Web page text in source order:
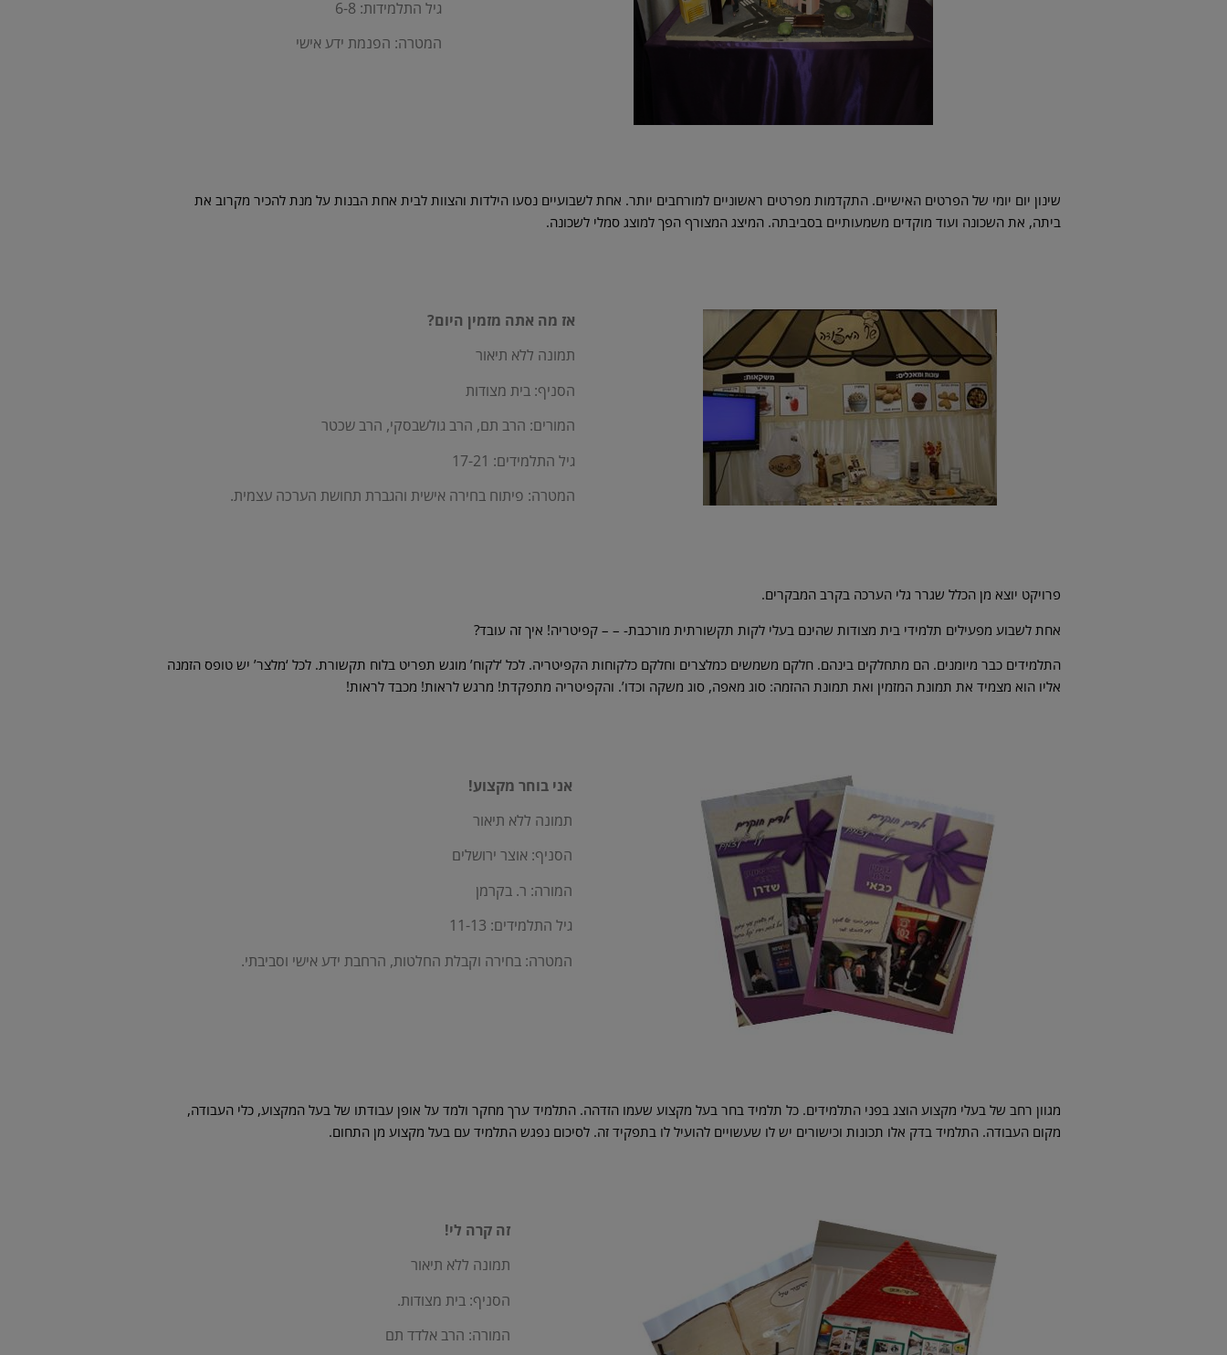
גיל התלמידות: 6-8
המטרה: הפנמת ידע אישי
שינון יום יומי של הפרטים האישיים. התקדמות מפרטים ראשוניים למורחבים יותר. אחת לשבועיים נסעו הילדות והצוות לבית אחת הבנות על מנת להכיר מקרוב את
ביתה, את השכונה ועוד מוקדים משמעותיים בסביבתה. המיצג המצורף הפך למוצג סמלי לשכונה.
אז מה אתה מזמין היום?
תמונה ללא תיאור
הסניף: בית מצודות
המורים: הרב תם, הרב גולשבסקי, הרב שכטר
גיל התלמידים: 17-21
המטרה: פיתוח בחירה אישית והגברת תחושת הערכה עצמית.
פרויקט יוצא מן הכלל שגרר גלי הערכה בקרב המבקרים.
אחת לשבוע מפעילים תלמידי בית מצודות שהינם בעלי לקות תקשורתית מורכבת- – – קפיטריה! איך זה עובד?
התלמידים כבר מיומנים. הם מתחלקים בינהם. חלקם משמשים כמלצרים וחלקם כלקוחות הקפיטריה. לכל ‘לקוח’ מוגש תפריט בלוח תקשורת. לכל ‘מלצר’ יש טופס הזמנה
אליו הוא מצמיד את תמונת המזמין ואת תמונת ההזמה: סוג מאפה, סוג משקה וכדו’. והקפיטריה מתפקדת! מרגש לראות! מכבד לראות!
אני בוחר מקצוע!
תמונה ללא תיאור
הסניף: אוצר ירושלים
המורה: ר. בקרמן
גיל התלמידים: 11-13
המטרה: בחירה וקבלת החלטות, הרחבת ידע אישי וסביבתי.
מגוון רחב של בעלי מקצוע הוצג בפני התלמידים. כל תלמיד בחר בעל מקצוע שעמו הזדהה. התלמיד ערך מחקר ולמד על אופן עבודתו של בעל המקצוע, כלי העבודה,
מקום העבודה. התלמיד בדק אלו תכונות וכישורים יש לו שעשויים להועיל לו בתפקיד זה. לסיכום נפגש התלמיד עם בעל מקצוע מן התחום.
זה קרה לי!
תמונה ללא תיאור
הסניף: בית מצודות.
המורה: הרב אלדד תם